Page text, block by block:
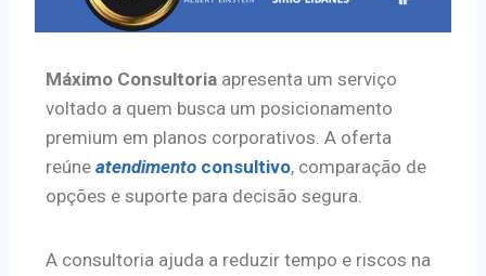
Máximo Consultoria apresenta um serviço
voltado a quem busca um posicionamento
premium em planos corporativos. A oferta
reúne atendimento consultivo, comparação de
opções e suporte para decisão segura.
A consultoria ajuda a reduzir tempo e riscos na